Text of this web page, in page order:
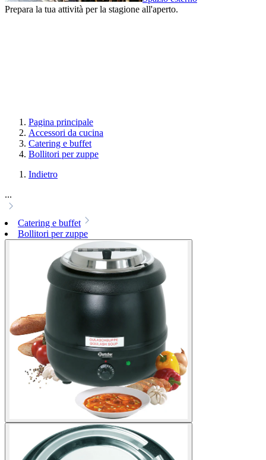
Prepara la tua attività per la stagione all'aperto.
Pagina principale
Accessori da cucina
Catering e buffet
Bollitori per zuppe
Indietro
...
Catering e buffet
Bollitori per zuppe